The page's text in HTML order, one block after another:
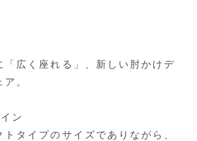
「広く座れる」、新しい肘かけデ
。
ン
タイプのサイズでありながら、